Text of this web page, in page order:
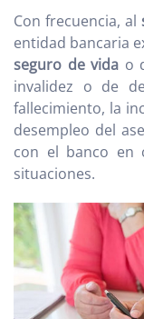
Con frecuencia, al
entidad bancaria
seguro de vida o
invalidez o de
fallecimiento, la
desempleo del
con el banco en
situaciones.